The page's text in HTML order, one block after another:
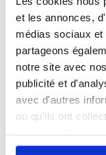
et les annonces,
médias sociaux
partageons
notre site avec
publicité et
avec d'autres
ou qu'ils ont
continuez à